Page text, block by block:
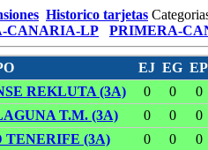
Historico tarjetas
CANARIA-LP PRIMERA-
EJ EG EP
REKLUTA (3A) 0 0
0
T.M. (3A) 0 0
0
TENERIFE (3A) 0 0
0